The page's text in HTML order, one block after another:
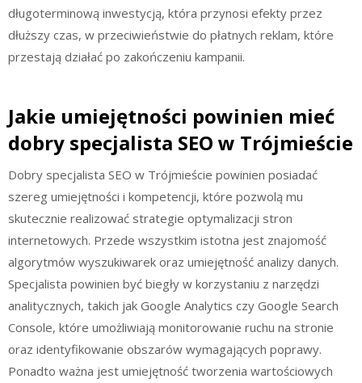
długoterminową inwestycją, która przynosi efekty przez
dłuższy czas, w przeciwieństwie do płatnych reklam, które
przestają działać po zakończeniu kampanii.
Jakie umiejętności powinien mieć
dobry specjalista SEO w Trójmieście
Dobry specjalista SEO w Trójmieście powinien posiadać
szereg umiejętności i kompetencji, które pozwolą mu
skutecznie realizować strategie optymalizacji stron
internetowych. Przede wszystkim istotna jest znajomość
algorytmów wyszukiwarek oraz umiejętność analizy danych.
Specjalista powinien być biegły w korzystaniu z narzędzi
analitycznych, takich jak Google Analytics czy Google Search
Console, które umożliwiają monitorowanie ruchu na stronie
oraz identyfikowanie obszarów wymagających poprawy.
Ponadto ważna jest umiejętność tworzenia wartościowych